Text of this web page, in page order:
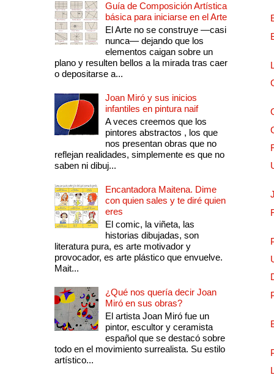
Guía de Composición Artística
básica para iniciarse en el Arte
El Arte no se construye —casi
nunca— dejando que los
elementos caigan sobre un
plano y resulten bellos a la mirada tras caer
o depositarse a...
Joan Miró y sus inicios
infantiles en pintura naif
A veces creemos que los
pintores abstractos , los que
nos presentan obras que no
reflejan realidades, simplemente es que no
saben ni dibuj...
Encantadora Maitena. Dime
con quien sales y te diré quien
eres
El comic, la viñeta, las
historias dibujadas, son
literatura pura, es arte motivador y
provocador, es arte plástico que envuelve.
Mait...
¿Qué nos quería decir Joan
Miró en sus obras?
El artista Joan Miró fue un
pintor, escultor y ceramista
español que se destacó sobre
todo en el movimiento surrealista. Su estilo
artístico...